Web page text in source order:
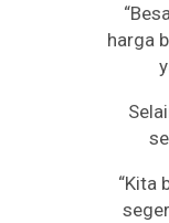
harga
“Kita